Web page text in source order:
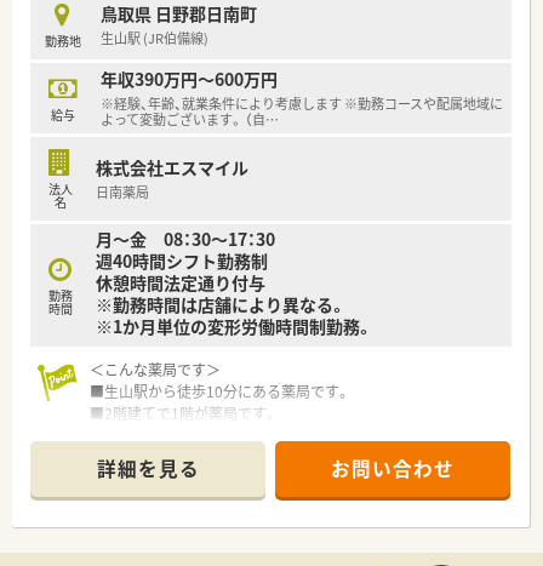
勤務地
鳥取県 日野郡日南町
生山駅 (JR伯備線)
給与
年収390万円～600万円
※経験、年齢、就業条件により考慮します ※勤務コースや配属地域に
よって変動ございます。 （自…
法人
名
株式会社エスマイル
日南薬局
勤務
時間
月～金 08：30～17：30
週40時間シフト勤務制
休憩時間法定通り付与
※勤務時間は店舗により異なる。
※1か月単位の変形労働時間制勤務。
＜こんな薬局です＞
■生山駅から徒歩10分にある薬局です。
■2階建てで1階が薬局です。
■出入口は自動ドアで、段差もないため、
幅広い層の患者様が安心してご利用頂けます。
■投薬口は仕切られている為、
患者様のプライバシーもしっかり守っています。
詳細を見る お問い合わせ